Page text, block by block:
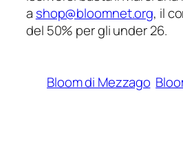
a shop@bloomnet.org, il
del 50% per gli under 26.
Bloom di Mezzago